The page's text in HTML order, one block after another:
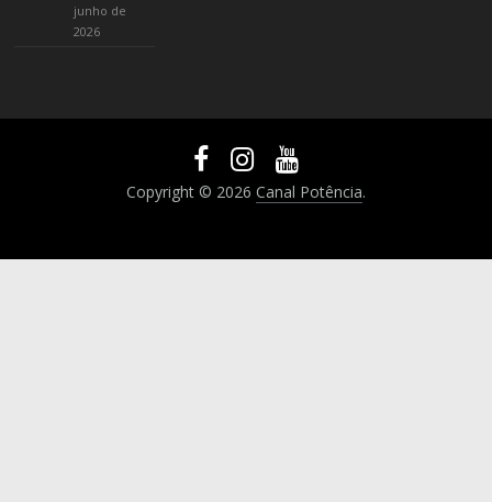
junho de
2026
Copyright © 2026 Canal Potência.